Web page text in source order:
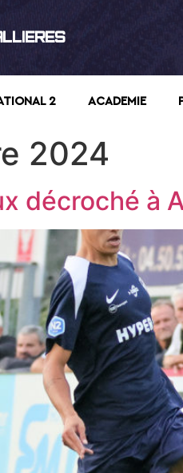
2 ACADEMIE
2024
décroché à